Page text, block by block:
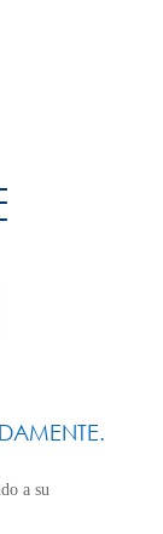
a su